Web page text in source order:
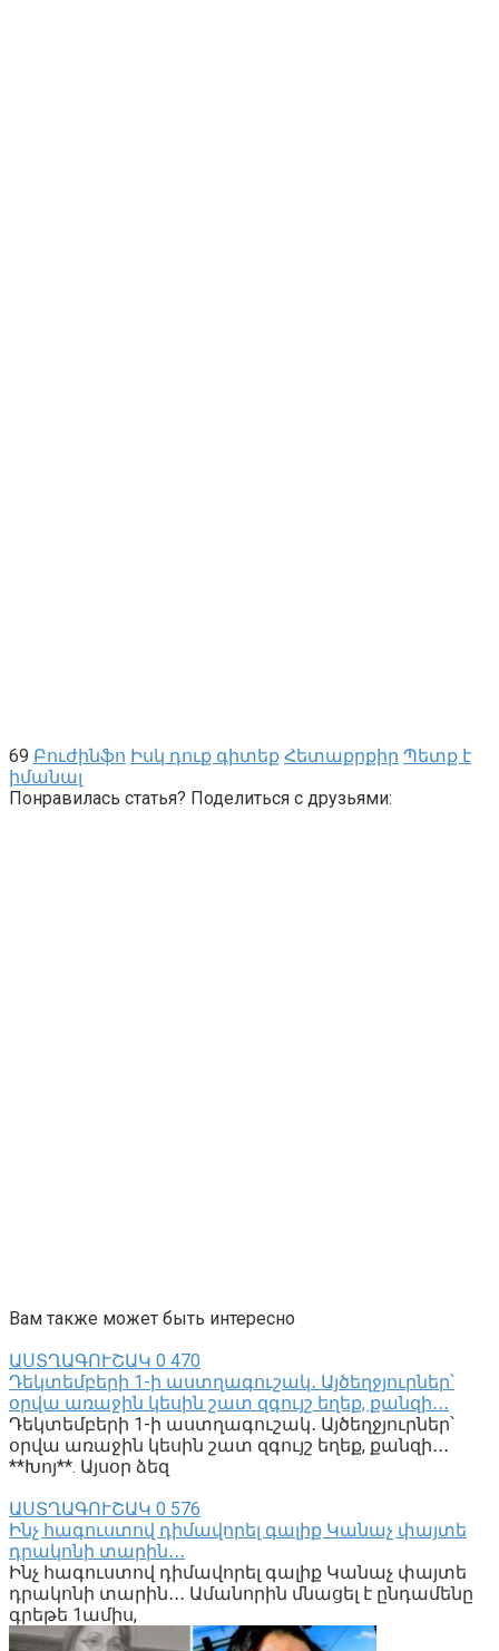
69 Բուժինֆո Իսկ դուք գիտեք Հետաքրքիր Պետք է
իմանալ
Понравилась статья? Поделиться с друзьями:
Вам также может быть интересно
ԱՍՏՂԱԳՈՒՇԱԿ 0 470
Դեկտեմբերի 1-ի աստղագուշակ․ Այծեղջյուրներ՝
օրվա առաջին կեսին շատ զգույշ եղեք, քանզի․․․
Դեկտեմբերի 1-ի աստղագուշակ․ Այծեղջյուրներ՝
օրվա առաջին կեսին շատ զգույշ եղեք, քանզի․․․
**Խոյ**. Այսօր ձեզ
ԱՍՏՂԱԳՈՒՇԱԿ 0 576
Ինչ հագուստով դիմավորել գալիք Կանաչ փայտե
դրակոնի տարին․․․
Ինչ հագուստով դիմավորել գալիք Կանաչ փայտե
դրակոնի տարին․․․ Ամանորին մնացել է ընդամենը
գրեթե 1ամիս,